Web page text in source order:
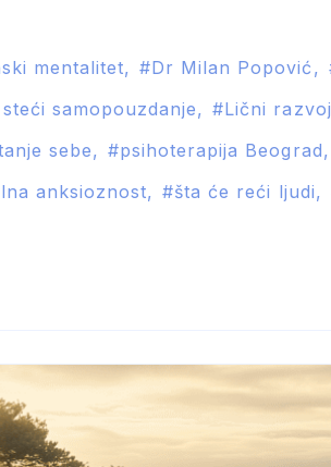
mentalitet Dr Milan Popović
samopouzdanje Lični razvoj
sebe psihoterapija Beograd
anksioznost šta će reći ljudi